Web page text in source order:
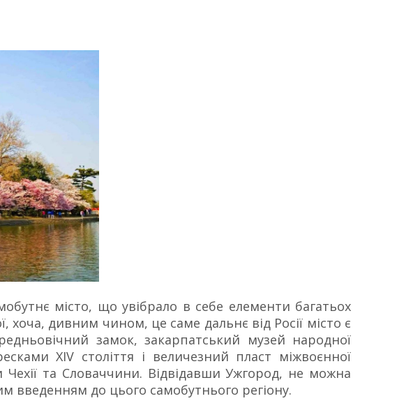
місто, що увібрало в себе елементи багатьох
хоча, дивним чином, це саме дальнє від Росії місто є
замок, закарпатський музей народної
XIV століття і величезний пласт міжвоєнної
та Словаччини. Відвідавши Ужгород, не можна
введенням до цього самобутнього регіону.